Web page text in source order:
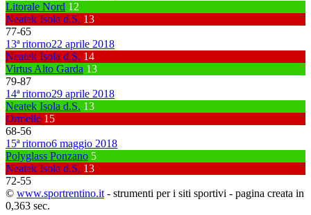
Litorale Nord 12
Neatek Isola d.S. 13
77-65
13ª ritorno22 aprile 2018
Neatek Isola d.S. 14
Virtus Alto Garda 13
79-87
14ª ritorno29 aprile 2018
Neatek Isola d.S. 13
Ormelle 15
68-56
15ª ritorno6 maggio 2018
Polyglass Ponzano 5
Neatek Isola d.S. 13
72-55
© www.sportrentino.it - strumenti per i siti sportivi - pagina creata in
0,363 sec.